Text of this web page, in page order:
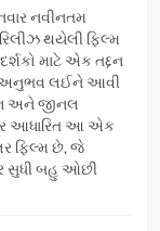
નવીનતમ
થયેલી ફિલ્મ
માટે એક તદ્દન
અનુભવ લઈને આવી
અને જીનલ
પર આધારિત આ એક
ફિલ્મ છે, જે
સુધી બહુ ઓછી